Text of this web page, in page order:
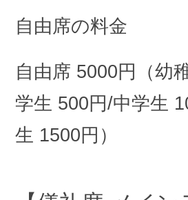
自由席の料金
自由席 5000円（幼
学生 500円/中学生
生 1500円）